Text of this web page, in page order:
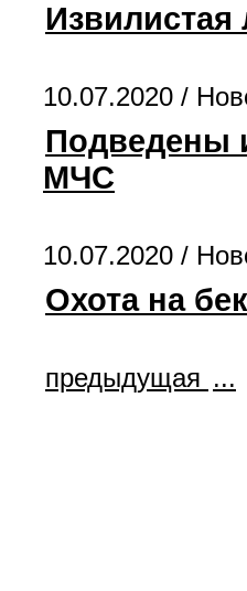
Извилистая
10.07.2020 /
Подведены
МЧС
10.07.2020 /
Охота на
предыдущая ...